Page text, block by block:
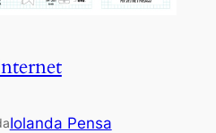
Iolanda Pensa